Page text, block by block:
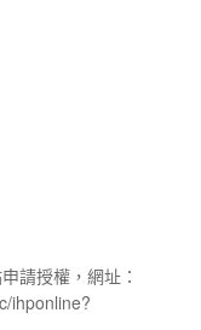
請授權，網址：
ihponline?